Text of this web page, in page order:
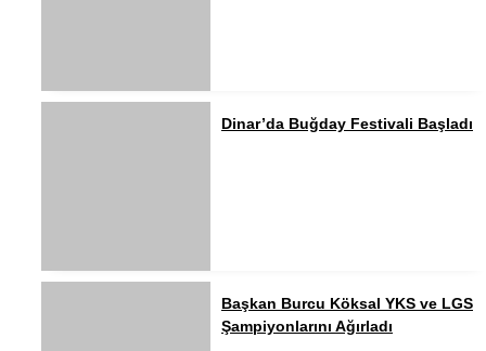
Dinar’da Buğday Festivali Başladı
Başkan Burcu Köksal YKS ve LGS
Şampiyonlarını Ağırladı